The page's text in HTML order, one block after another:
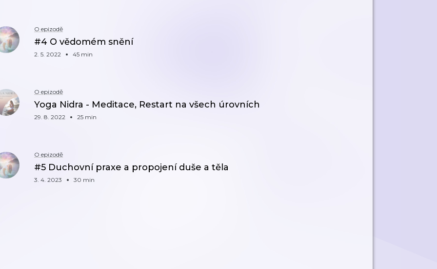
O epizodě
#4 O vědomém snění
2. 5. 2022 45 min
O epizodě
Yoga Nidra - Meditace, Restart na všech úrovních
29. 8. 2022 25 min
O epizodě
#5 Duchovní praxe a propojení duše a těla
3. 4. 2023 30 min